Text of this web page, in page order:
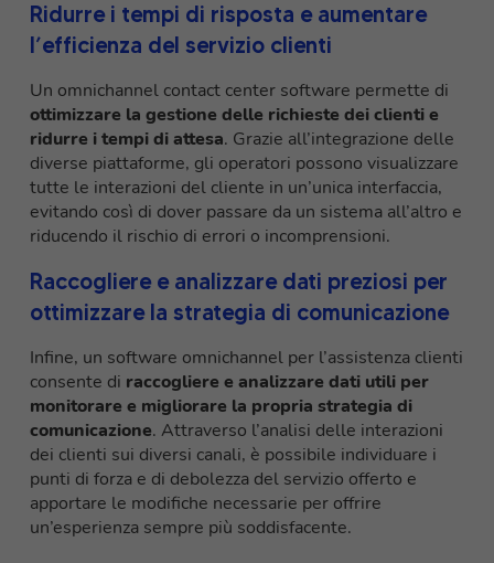
Ridurre i tempi di risposta e aumentare
l’efficienza del servizio clienti
Un omnichannel contact center software permette di
ottimizzare la gestione delle richieste dei clienti e
ridurre i tempi di attesa. Grazie all’integrazione delle
diverse piattaforme, gli operatori possono visualizzare
tutte le interazioni del cliente in un’unica interfaccia,
evitando così di dover passare da un sistema all’altro e
riducendo il rischio di errori o incomprensioni.
Raccogliere e analizzare dati preziosi per
ottimizzare la strategia di comunicazione
Infine, un software omnichannel per l’assistenza clienti
consente di raccogliere e analizzare dati utili per
monitorare e migliorare la propria strategia di
comunicazione. Attraverso l’analisi delle interazioni
dei clienti sui diversi canali, è possibile individuare i
punti di forza e di debolezza del servizio offerto e
apportare le modifiche necessarie per offrire
un’esperienza sempre più soddisfacente.